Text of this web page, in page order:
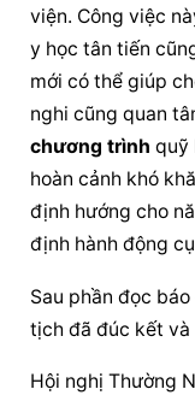
viện. Công việc
y học tân tiến
mới có thể giúp
chương trình quỹ
hoàn cảnh khó
định hướng cho
định hành động
Sau phần đọc
tịch đã đúc kết và
Hội nghị Thường